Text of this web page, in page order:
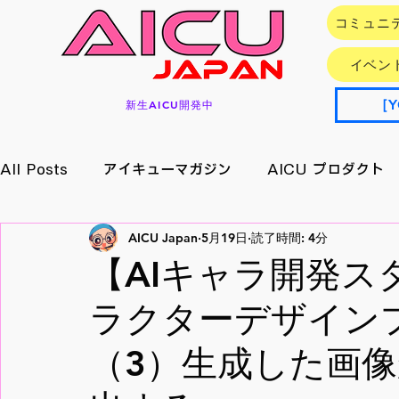
新生AICU開発中
コミュニ
イベン
All Posts アイキューマガジン AICU プロダクト
イベント情報 アプリ/サービス Research
メイキング 月刊好アクセス StableDiffusion
【AIキャラ開発
ラクターデザイン
（3）生成した画
AICU Japan 5月19日 読了時間: 4分